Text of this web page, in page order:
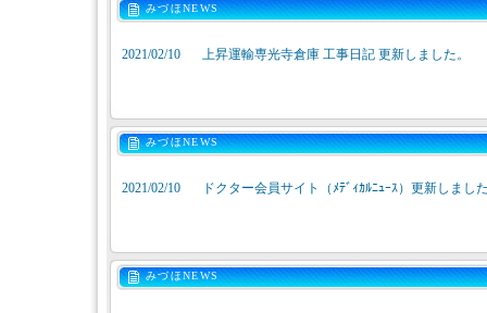
みづほNEWS
2021/02/10 上昇運輸専光寺倉庫 工事日記 更新しました。
みづほNEWS
2021/02/10 ドクター会員サイト（ﾒﾃﾞｨｶﾙﾆｭｰｽ）更新しまし
みづほNEWS